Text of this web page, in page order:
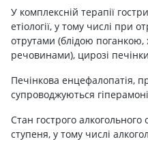
У комплексній терапії
етіології, у тому числі при
отрутами (блідою поганкою,
речовинами), цирозі
Печінкова енцефалопатія,
супроводжуються
Стан гострого алкогольного
ступеня, у тому числі